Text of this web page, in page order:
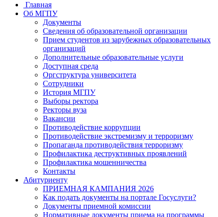
Главная
Об МГПУ
Документы
Сведения об образовательной организации
Прием студентов из зарубежных образовательных
организаций
Дополнительные образовательные услуги
Доступная среда
Оргструктура университета
Сотрудники
История МГПУ
Выборы ректора
Ректоры вуза
Вакансии
Противодействие коррупции
Противодействие экстремизму и терроризму
Пропаганда противодействия терроризму
Профилактика деструктивных проявлений
Профилактика мошенничества
Контакты
Абитуриенту
ПРИЕМНАЯ КАМПАНИЯ 2026
Как подать документы на портале Госуслуги?
Документы приемной комиссии
Нормативные документы приема на программы